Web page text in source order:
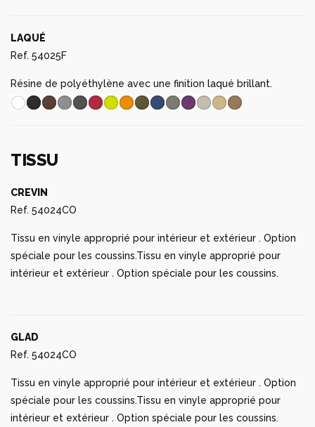
LAQUÉ
Ref. 54025F
Résine de polyéthylène avec une finition laqué brillant.
TISSU
CREVIN
Ref. 54024CO
Tissu en vinyle approprié pour intérieur et extérieur . Option
spéciale pour les coussins.Tissu en vinyle approprié pour
intérieur et extérieur . Option spéciale pour les coussins.
GLAD
Ref. 54024CO
Tissu en vinyle approprié pour intérieur et extérieur . Option
spéciale pour les coussins.Tissu en vinyle approprié pour
intérieur et extérieur . Option spéciale pour les coussins.